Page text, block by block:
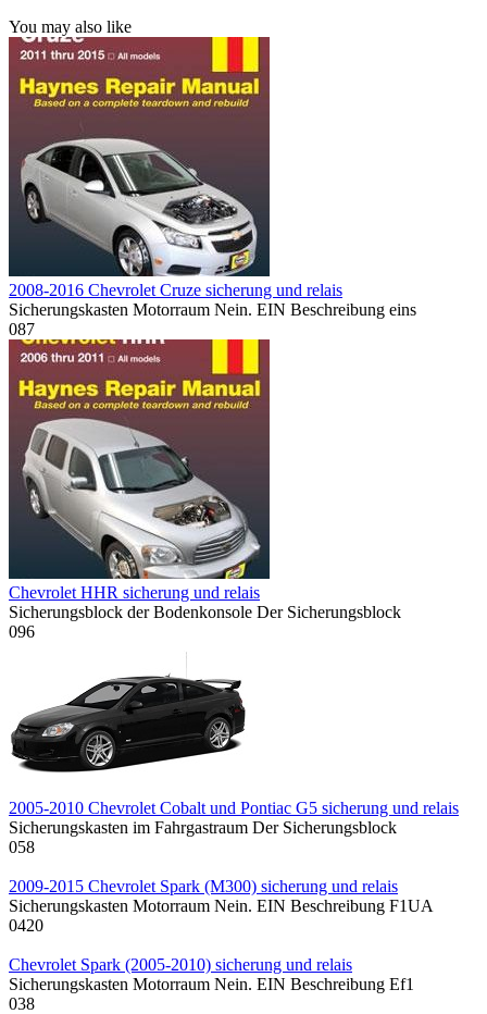
You may also like
2008-2016 Chevrolet Cruze sicherung und relais
Sicherungskasten Motorraum Nein. EIN Beschreibung eins
087
Chevrolet HHR sicherung und relais
Sicherungsblock der Bodenkonsole Der Sicherungsblock
096
2005-2010 Chevrolet Cobalt und Pontiac G5 sicherung und relais
Sicherungskasten im Fahrgastraum Der Sicherungsblock
058
2009-2015 Chevrolet Spark (M300) sicherung und relais
Sicherungskasten Motorraum Nein. EIN Beschreibung F1UA
0420
Chevrolet Spark (2005-2010) sicherung und relais
Sicherungskasten Motorraum Nein. EIN Beschreibung Ef1
038